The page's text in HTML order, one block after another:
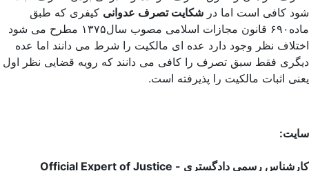
شود کافی است اما در شکایت تصرف عدوانی کیفری که طبق
ماده۶۹۰ قانون مجازات اسلامی مصوب سال۱۳۷۵ مطرح می شود
اختلاف نظر وجود دارد عده ای مالکیت را شرط می دانند اما عده
دیگری فقط سبق تصرف را کافی می دانند که رویه قضایی نظر اول
یعنی اثبات مالکیت را پذیرفته است.
سایت:
کارشناس رسمی دادگستری - Official Expert of Justice